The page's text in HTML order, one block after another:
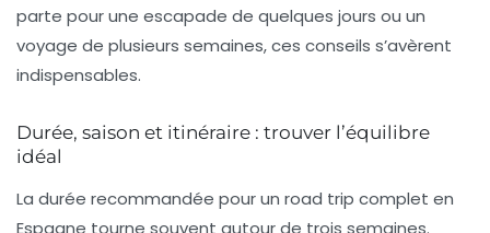
parte pour une escapade de quelques jours ou un
voyage de plusieurs semaines, ces conseils s’avèrent
indispensables.
Durée, saison et itinéraire : trouver l’équilibre
idéal
La durée recommandée pour un road trip complet en
Espagne tourne souvent autour de trois semaines.